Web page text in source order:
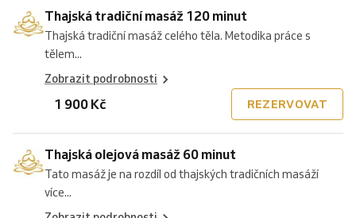
Thajská tradiční masáž 120 minut
Thajská tradiční masáž celého těla. Metodika práce s
tělem...
Zobrazit podrobnosti
1 900 Kč REZERVOVAT
Thajská olejová masáž 60 minut
Tato masáž je na rozdíl od thajských tradičních masáží
více...